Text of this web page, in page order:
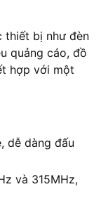
thiết bị như đèn
quảng cáo, đồ
hợp với một
dễ dàng đấu
và 315MHz,